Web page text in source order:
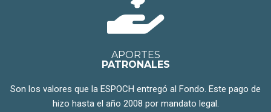
APORTES
PATRONALES
Son los valores que la ESPOCH entregó al Fondo. Este pago de
hizo hasta el año 2008 por mandato legal.